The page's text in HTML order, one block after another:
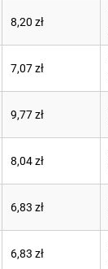
8,20 zł
7,07 zł
9,77 zł
8,04 zł
6,83 zł
6,83 zł